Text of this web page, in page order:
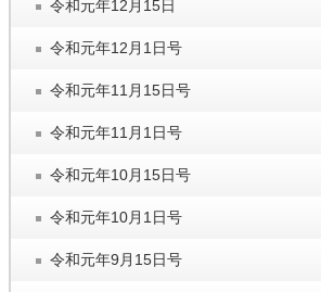
令和元年12月15日
令和元年12月1日号
令和元年11月15日号
令和元年11月1日号
令和元年10月15日号
令和元年10月1日号
令和元年9月15日号